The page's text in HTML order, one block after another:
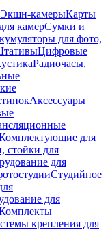
Экшн-камерыКарты
камерСумки и
для фото,
Цифровые
Радиочасы,
Аксессуары
для
стойки для
для
Студийное
для
крепления для